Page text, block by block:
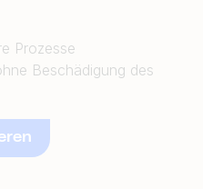
Prozesse
Beschädigung des